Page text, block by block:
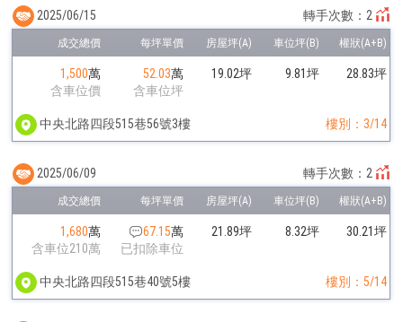
1,500萬
含車位價
52.03萬
含車位坪
19.02坪 9.81坪 28.83坪
中央北路四段515巷56號3樓 樓別：3/14
2025/06/15 轉手次數：2
1,680萬
含車位210萬
67.15萬
已扣除車位
21.89坪 8.32坪 30.21坪
中央北路四段515巷40號5樓 樓別：5/14
2025/06/09 轉手次數：2